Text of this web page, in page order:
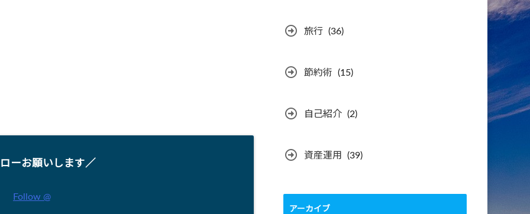
ーお願いします／
Follow @
旅行 (36)
節約術 (15)
自己紹介 (2)
資産運用 (39)
アーカイブ